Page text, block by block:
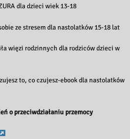
dla dzieci wiek 13-18
ze stresem dla nastolatków 15-18 lat
więzi rodzinnych dla rodziców dzieci w
to, co czujesz-ebook dla nastolatków
o przeciwdziałaniu przemocy